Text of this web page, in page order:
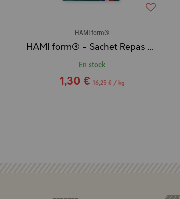
HAMI form®
HAMI form® - Sachet Repas Complet Humide pour Chat Sénior au THON
En stock
1,30 € 16,25 € / kg